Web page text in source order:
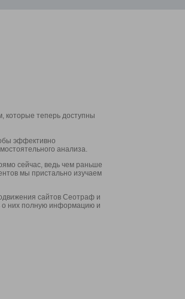
которые теперь доступны
эффективно
анализа.
сейчас, ведь чем раньше
мы пристально изучаем
сайтов Сеотраф и
о них полную информацию и